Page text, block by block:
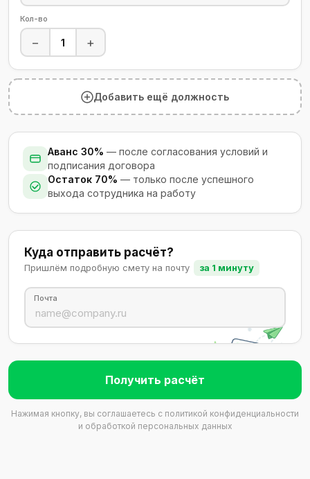
Кол-во
− +
Добавить ещё должность
Аванс 30% — после согласования условий и
подписания договора
Остаток 70% — только после успешного
выхода сотрудника на работу
Куда отправить расчёт?
Пришлём подробную смету на почту за 1 минуту
Почта
Получить расчёт
Нажимая кнопку, вы соглашаетесь с политикой конфиденциальности
и обработкой персональных данных